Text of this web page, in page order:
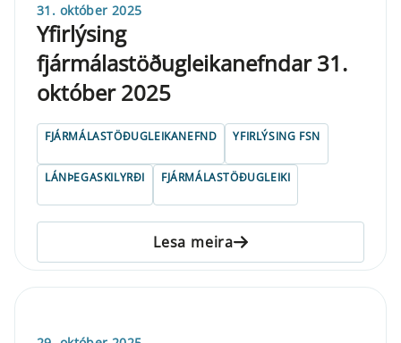
31. október 2025
Yfirlýsing
fjármálastöðugleikanefndar 31.
október 2025
FJÁRMÁLASTÖÐUGLEIKANEFND YFIRLÝSING FSN
LÁNÞEGASKILYRÐI FJÁRMÁLASTÖÐUGLEIKI
Lesa meira